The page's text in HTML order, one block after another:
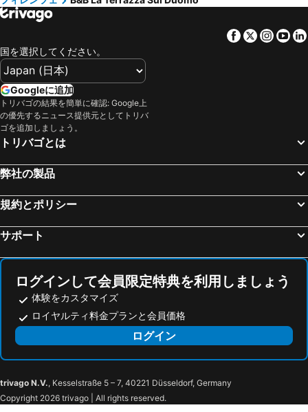
Facebook
Twitter
国を選択してください。
Googleに追加
トリバゴの結果を簡単に確認: Google上
の優先するニュース提供元としてトリバ
ゴを追加しましょう。
トリバゴとは
弊社の製品
規約とポリシー
サポート
ログインして会員限定特典を利用しましょう
体験をカスタマイズ
ロイヤルティ料金プランと会員価格
ログイン
trivago N.V., Kesselstraße 5 – 7, 40221 Düsseldorf, Germany
Copyright 2026 trivago | All rights reserved.